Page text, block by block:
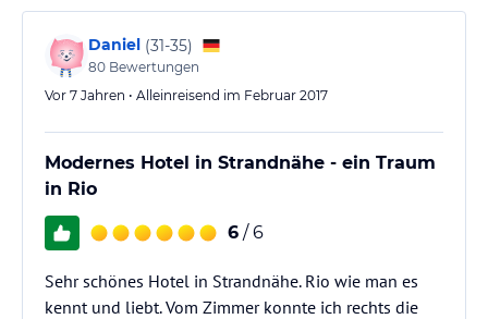
Daniel (31-35)
80 Bewertungen
Vor 7 Jahren • Alleinreisend im Februar 2017
Modernes Hotel in Strandnähe - ein Traum
in Rio
6 / 6
Sehr schönes Hotel in Strandnähe. Rio wie man es
kennt und liebt. Vom Zimmer konnte ich rechts die